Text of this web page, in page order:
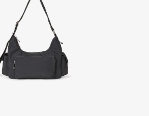
Betala med Klarna